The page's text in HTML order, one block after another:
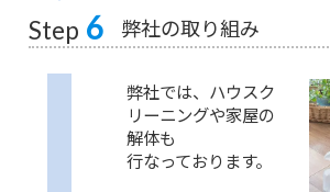
Step 6 弊社の取り組み
弊社では、ハウスク
リーニングや家屋の
解体も
行なっております。